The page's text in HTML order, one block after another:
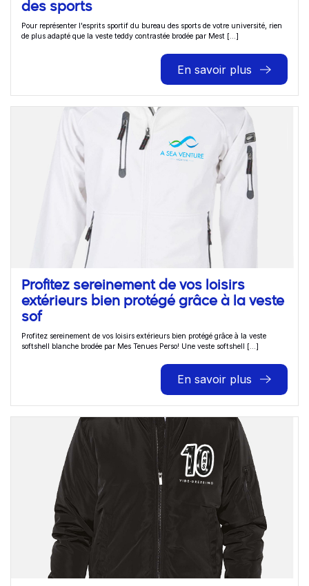
des sports
Pour représenter l'esprits sportif du bureau des sports de votre université, rien
de plus adapté que la veste teddy contrastée brodée par Mest [...]
En savoir plus
Profitez sereinement de vos loisirs
extérieurs bien protégé grâce à la veste
sof
Profitez sereinement de vos loisirs extérieurs bien protégé grâce à la veste
softshell blanche brodée par Mes Tenues Perso! Une veste softshell [...]
En savoir plus